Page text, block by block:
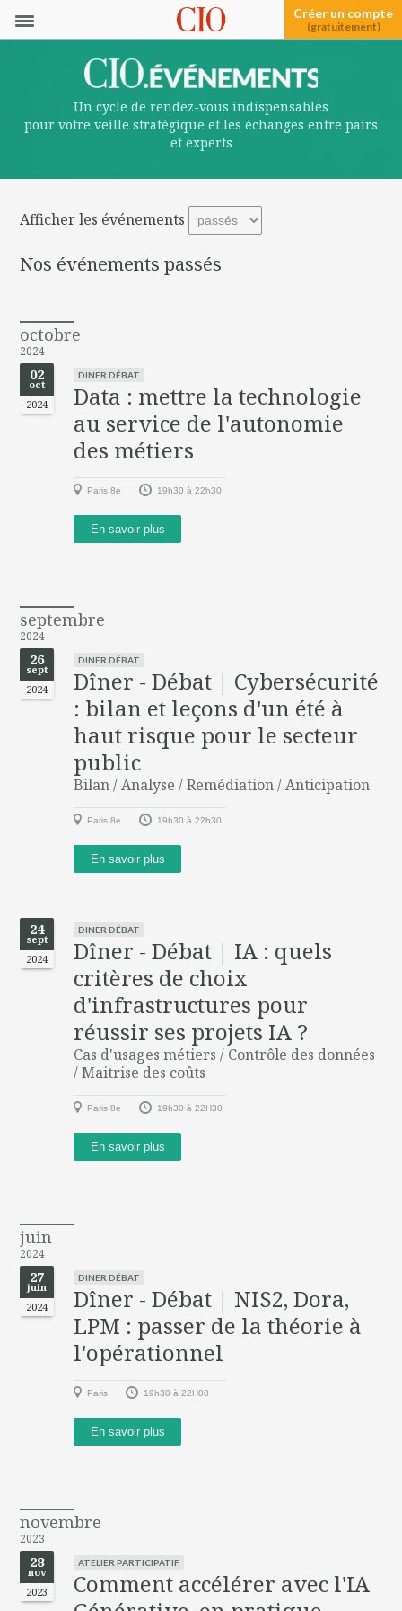
Créer un compte
(gratuitement)
Un cycle de rendez-vous indispensables
pour votre veille stratégique et les échanges entre pairs
et experts
Afficher les événements
Nos événements passés
octobre
2024
02
oct
2024
DINER DÉBAT
Data : mettre la technologie
au service de l'autonomie
des métiers
Paris 8e 19h30 à 22h30
En savoir plus
septembre
2024
26
sept
2024
DINER DÉBAT
Dîner - Débat | Cybersécurité
: bilan et leçons d'un été à
haut risque pour le secteur
public
Bilan / Analyse / Remédiation / Anticipation
Paris 8e 19h30 à 22h30
En savoir plus
24
sept
2024
DINER DÉBAT
Dîner - Débat | IA : quels
critères de choix
d'infrastructures pour
réussir ses projets IA ?
Cas d'usages métiers / Contrôle des données
/ Maitrise des coûts
Paris 8e 19h30 à 22H30
En savoir plus
juin
2024
27
juin
2024
DINER DÉBAT
Dîner - Débat | NIS2, Dora,
LPM : passer de la théorie à
l'opérationnel
Paris 19h30 à 22H00
En savoir plus
novembre
2023
28
nov
2023
ATELIER PARTICIPATIF
Comment accélérer avec l'IA